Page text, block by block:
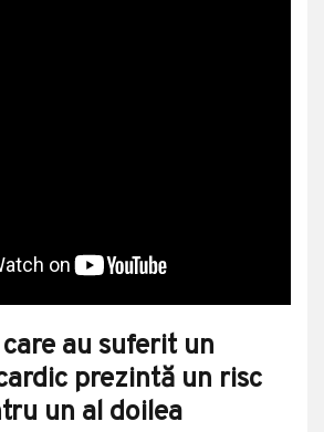
au suferit un
prezintă un risc
un al doilea